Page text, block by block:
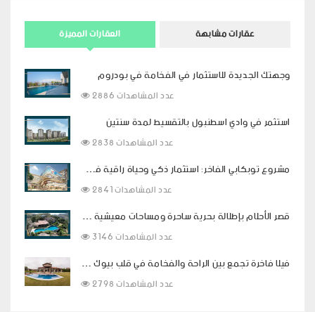
العقارات المميزة عقارات مشابهة
وجهتك الجديدة للاستثمار في الفخامة في بودروم
2886 عدد المشاهدات
استثمر في وادي اسطنبول بالتقسيط لمدة سنتين
2838 عدد المشاهدات
مشروع توبكابي الفاخر: استثمار ذكي وحياة راقية في قلب اسطنبول
2841 عدد المشاهدات
قصر الأحلام بإطلالة بحرية ساحرة ومساحات معيشية فاخرة في بودروم
3146 عدد المشاهدات
فيلا فاخرة تجمع بين الراحة والفخامة في قلب بيوك شكمجة
2798 عدد المشاهدات